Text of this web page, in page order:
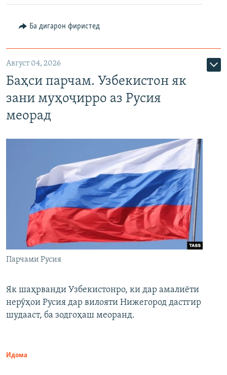
Ба дигарон фиристед
Август 04, 2026
Баҳси парчам. Узбекистон як
зани муҳоҷирро аз Русия
меорад
Парчами Русия
Як шаҳрванди Узбекистонро, ки дар амалиёти
нерӯҳои Русия дар вилояти Нижегород дастгир
шудааст, ба зодгоҳаш меоранд.
Идома